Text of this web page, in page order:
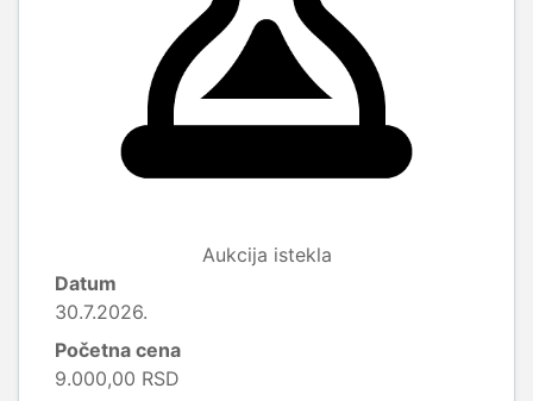
Aukcija istekla
Datum
30.7.2026.
Početna cena
9.000,00 RSD